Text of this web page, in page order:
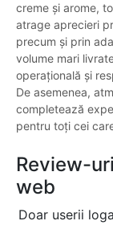
creme și arome,
atrage aprecieri
precum și prin
volume mari
operațională și
De asemenea,
completează
pentru toți cei
Review-
web
Doar userii